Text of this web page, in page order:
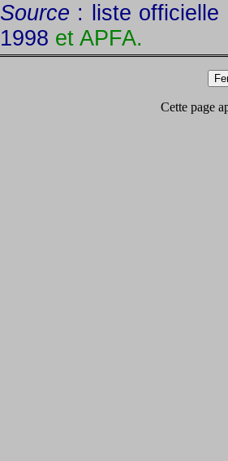
Source : liste officielle
1998 et APFA.
Cette page